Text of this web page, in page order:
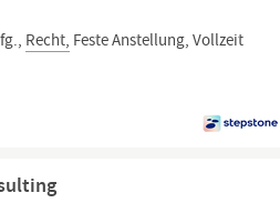
Recht, Feste Anstellung, Vollzeit